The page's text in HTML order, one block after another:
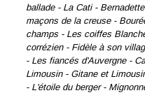
ballade - La Cati -
maçons de la creuse -
champs - Les coiffes
corrézien - Fidèle à son
- Les fiancés d'Auvergne -
Limousin - Gitane et
- L'étoile du berger -